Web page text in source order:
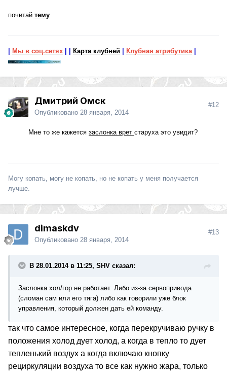
почитай тему
Мы в соц.сетях Карта клубней Клубная атрибутика|
Дмитрий Омск
Опубликовано 28 января, 2014
#12
Мне то же кажется заслонка врет старуха это увидит?
Могу копать, могу не копать, но не копать у меня получается
лучше.
dimaskdv
Опубликовано 28 января, 2014
#13
В 28.01.2014 в 11:25, SHV сказал:
Заслонка хол/гор не работает. Либо из-за сервопривода
(сломан сам или его тяга) либо как говорили уже блок
управления, который должен дать ей команду.
так что самое интересное, когда перекручиваю ручку в
положения холод дует холод, а когда в тепло то дует
тепленький воздух а когда включаю кнопку
рециркуляции воздуха то все как нужно жара, только